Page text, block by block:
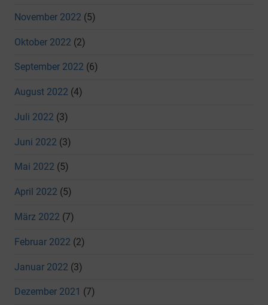
November 2022 (5)
Oktober 2022 (2)
September 2022 (6)
August 2022 (4)
Juli 2022 (3)
Juni 2022 (3)
Mai 2022 (5)
April 2022 (5)
März 2022 (7)
Februar 2022 (2)
Januar 2022 (3)
Dezember 2021 (7)